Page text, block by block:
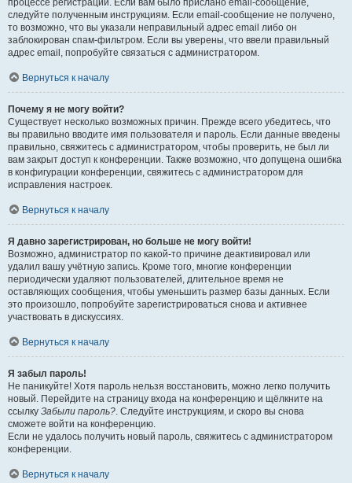
процессе регистрации. Если вам было прислано email-сообщение,
следуйте полученным инструкциям. Если email-сообщение не получено,
то возможно, что вы указали неправильный адрес email либо он
заблокирован спам-фильтром. Если вы уверены, что ввели правильный
адрес email, попробуйте связаться с администратором.
Вернуться к началу
Почему я не могу войти?
Существует несколько возможных причин. Прежде всего убедитесь, что
вы правильно вводите имя пользователя и пароль. Если данные введены
правильно, свяжитесь с администратором, чтобы проверить, не был ли
вам закрыт доступ к конференции. Также возможно, что допущена ошибка
в конфигурации конференции, свяжитесь с администратором для
исправления настроек.
Вернуться к началу
Я давно зарегистрирован, но больше не могу войти!
Возможно, администратор по какой-то причине деактивировал или
удалил вашу учётную запись. Кроме того, многие конференции
периодически удаляют пользователей, длительное время не
оставляющих сообщения, чтобы уменьшить размер базы данных. Если
это произошло, попробуйте зарегистрироваться снова и активнее
участвовать в дискуссиях.
Вернуться к началу
Я забыл пароль!
Не паникуйте! Хотя пароль нельзя восстановить, можно легко получить
новый. Перейдите на страницу входа на конференцию и щёлкните на
ссылку Забыли пароль?. Следуйте инструкциям, и скоро вы снова
сможете войти на конференцию.
Если не удалось получить новый пароль, свяжитесь с администратором
конференции.
Вернуться к началу